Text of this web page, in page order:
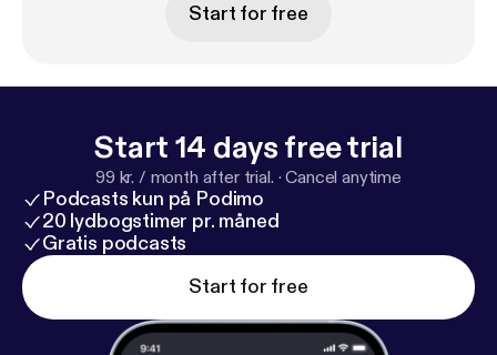
Start for free
Start 14 days free trial
99 kr. / month after trial. ·Cancel anytime
Podcasts kun på Podimo
20 lydbogstimer pr. måned
Gratis podcasts
Start for free